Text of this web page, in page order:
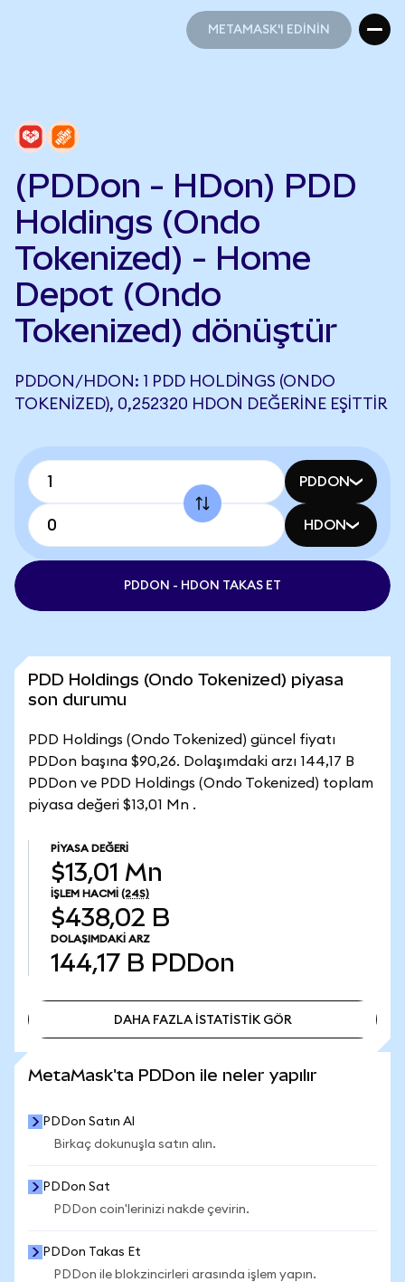
METAMASK'I EDİNİN
(PDDon - HDon) PDD
Holdings (Ondo
Tokenized) - Home
Depot (Ondo
Tokenized) dönüştür
PDDON/HDON: 1 PDD HOLDINGS (ONDO
TOKENIZED), 0,252320 HDON DEĞERINE EŞITTIR
PDDON
HDON
PDDON - HDON TAKAS ET
PDD Holdings (Ondo Tokenized) piyasa
son durumu
PDD Holdings (Ondo Tokenized) güncel fiyatı
PDDon başına $90,26. Dolaşımdaki arzı 144,17 B
PDDon ve PDD Holdings (Ondo Tokenized) toplam
piyasa değeri $13,01 Mn .
PIYASA DEĞERI
$13,01 Mn
İŞLEM HACMI (24S)
$438,02 B
DOLAŞIMDAKI ARZ
144,17 B PDDon
DAHA FAZLA İSTATİSTİK GÖR
MetaMask'ta PDDon ile neler yapılır
PDDon Satın Al
Birkaç dokunuşla satın alın.
PDDon Sat
PDDon coin'lerinizi nakde çevirin.
PDDon Takas Et
PDDon ile blokzincirleri arasında işlem yapın.